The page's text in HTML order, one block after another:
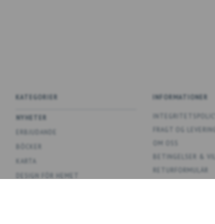
KATEGORIER
NYHETER
ERBJUDANDE
KARTA
DESIGN FÖR HEMET
INFORMATIONER
OM OSS
RETURFORMULÄR